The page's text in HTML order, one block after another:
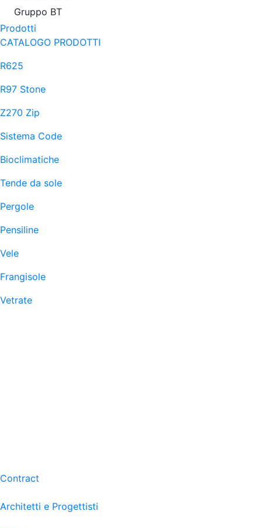
Gruppo BT
Prodotti
CATALOGO PRODOTTI
R625
R97 Stone
Z270 Zip
Sistema Code
Bioclimatiche
Tende da sole
Pergole
Pensiline
Vele
Frangisole
Vetrate
Contract
Architetti e Progettisti